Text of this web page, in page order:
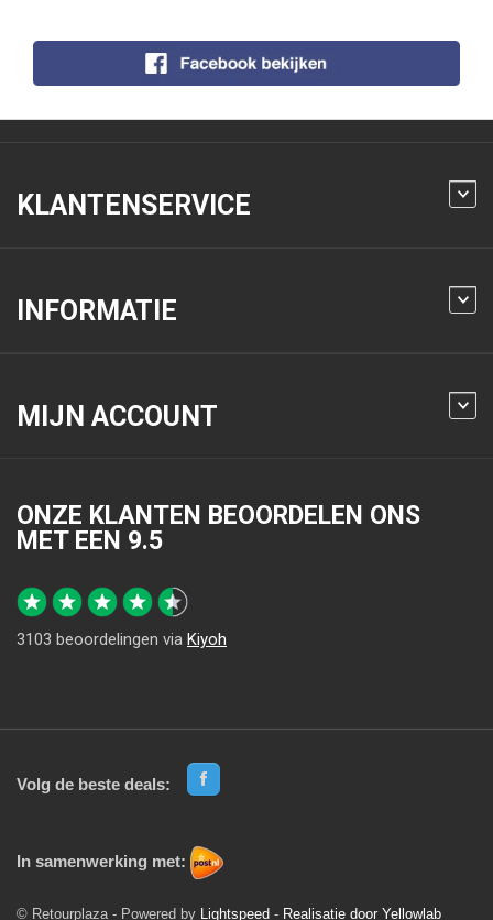
KLANTENSERVICE
INFORMATIE
MIJN ACCOUNT
ONZE KLANTEN BEOORDELEN ONS
MET EEN 9.5
3103 beoordelingen via Kiyoh
Volg de beste deals:
In samenwerking met:
© Retourplaza - Powered by Lightspeed - Realisatie door Yellowlab